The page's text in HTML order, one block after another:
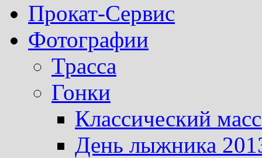
Прокат-Сервис
Фотографии
Трасса
Гонки
Классический
День лыжника